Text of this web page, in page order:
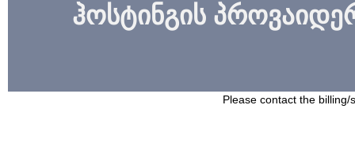
ჰოსტინგის
Please contact the